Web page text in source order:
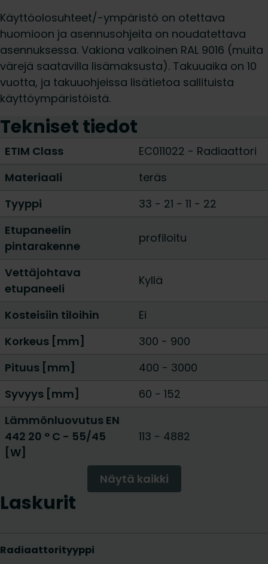
Käyttöolosuhteet/-ympäristö on otettava
huomioon ja asennusohjeita on noudatettava
asennuksessa. Vakiona valkoinen RAL 9016 (muita
värejä saatavilla lisämaksusta). Takuuaika on 10
vuotta, ja takuuohjeissa lisätietoa sallituista
käyttöympäristöistä.
Tekniset tiedot
ETIM Class
EC011022 - Radiaattori
Materiaali
teräs
Tyyppi
33 - 21 - 11 - 22
Etupaneelin
pintarakenne
profiloitu
Vettäjohtava
etupaneeli
Kyllä
Kosteisiin tiloihin
Ei
Korkeus [mm]
300 - 900
Pituus [mm]
400 - 3000
Syvyys [mm]
60 - 152
Lämmönluovutus EN
442 20 ° C - 55/45
[W]
113 - 4882
Näytä kaikki
Laskurit